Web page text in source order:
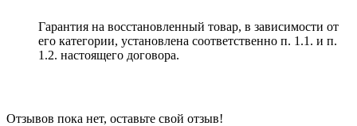
Гарантия на восстановленный товар, в зависимости от
его категории, установлена соответственно п. 1.1. и п.
1.2. настоящего договора.
Отзывов пока нет, оставьте свой отзыв!